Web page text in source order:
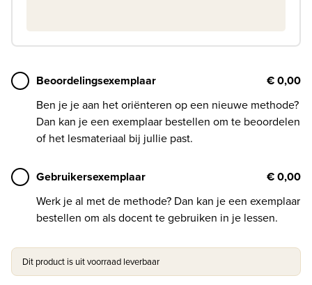
Beoordelingsexemplaar
€ 0,00
Ben je je aan het oriënteren op een nieuwe methode?
Dan kan je een exemplaar bestellen om te beoordelen
of het lesmateriaal bij jullie past.
Gebruikersexemplaar
€ 0,00
Werk je al met de methode? Dan kan je een exemplaar
bestellen om als docent te gebruiken in je lessen.
Dit product is uit voorraad leverbaar